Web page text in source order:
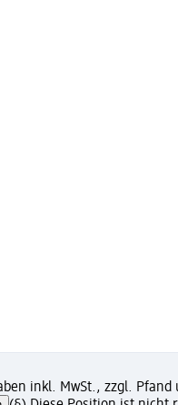
inkl. MwSt., zzgl. Pfand